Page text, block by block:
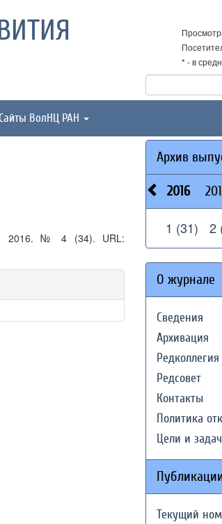
* - в
ВолНЦ РАН
2016. № 4 (34). URL:
Архив
2016
1 (31) 2
О журнале
Сведения
Архивация
Редколлегия
Редсовет
Контакты
Политика
Цели и
Текущий